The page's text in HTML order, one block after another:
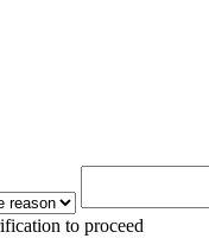
to proceed